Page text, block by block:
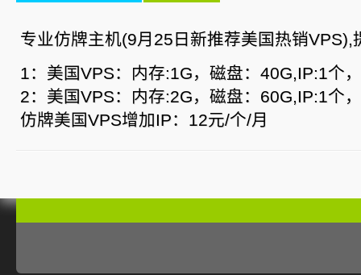
专业仿牌主机(9月25日新推荐美国热销VPS),
1：美国VPS：内存:1G，磁盘：40G,IP:1个
2：美国VPS：内存:2G，磁盘：60G,IP:1个
仿牌美国VPS增加IP：12元/个/月